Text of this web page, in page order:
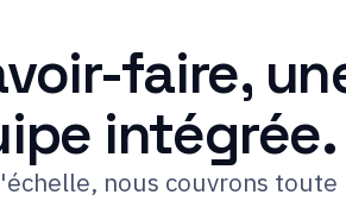
faire,
intégrée.
nous couvrons toute